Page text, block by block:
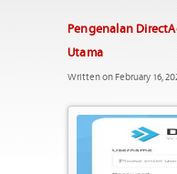
Pengenalan
Utama
Written on February 16,